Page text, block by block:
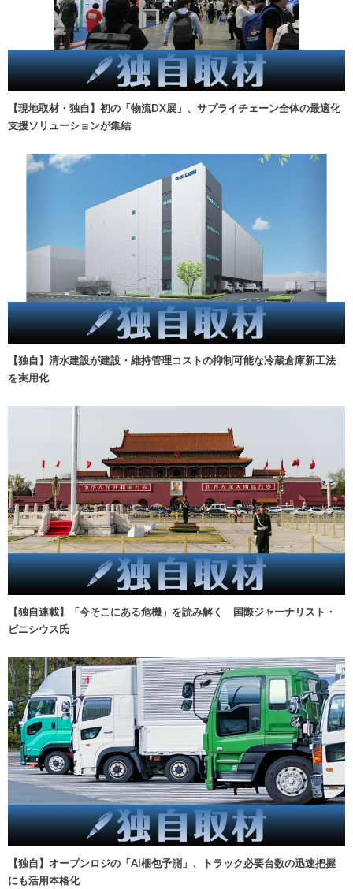
【現地取材・独自】初の「物流DX展」、サプライチェーン全体の最適化
支援ソリューションが集結
【独自】清水建設が建設・維持管理コストの抑制可能な冷蔵倉庫新工法
を実用化
【独自連載】「今そこにある危機」を読み解く 国際ジャーナリスト・
ビニシウス氏
【独自】オープンロジの「AI梱包予測」、トラック必要台数の迅速把握
にも活用本格化